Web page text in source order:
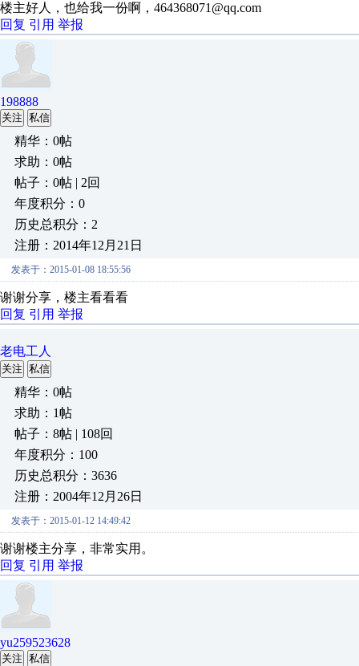
楼主好人，也给我一份啊，464368071@qq.com
回复 引用 举报
198888
关注 私信
精华：0帖
求助：0帖
帖子：0帖 | 2回
年度积分：0
历史总积分：2
注册：2014年12月21日
发表于：2015-01-08 18:55:56
谢谢分享，楼主看看看
回复 引用 举报
老电工人
关注 私信
精华：0帖
求助：1帖
帖子：8帖 | 108回
年度积分：100
历史总积分：3636
注册：2004年12月26日
发表于：2015-01-12 14:49:42
谢谢楼主分享，非常实用。
回复 引用 举报
yu259523628
关注 私信